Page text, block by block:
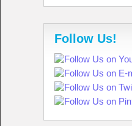
Follow Us!